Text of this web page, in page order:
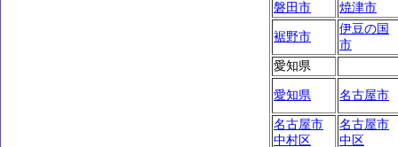
磐田市
焼津市
裾野市
伊豆の国
市
愛知県
愛知県 名古屋市
名古屋市
中村区
名古屋市
中区